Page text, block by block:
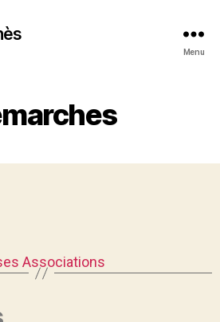
Menu
Associations